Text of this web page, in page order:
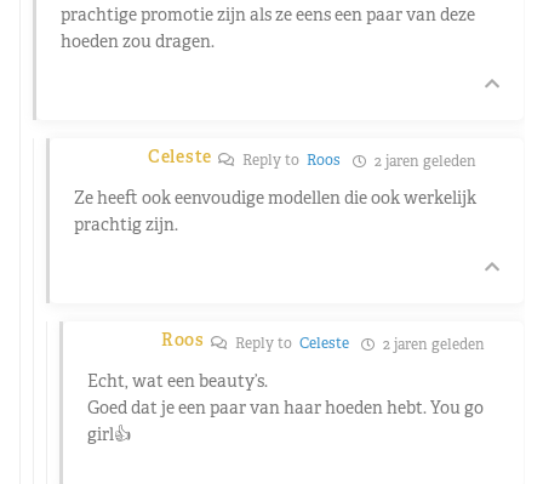
prachtige promotie zijn als ze eens een paar van deze
hoeden zou dragen.
Celeste Reply to Roos 2 jaren geleden
Ze heeft ook eenvoudige modellen die ook werkelijk
prachtig zijn.
Roos Reply to Celeste 2 jaren geleden
Echt, wat een beauty’s.
Goed dat je een paar van haar hoeden hebt. You go
girl👍